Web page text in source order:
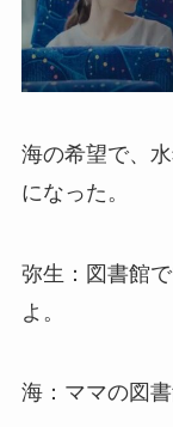
海の希望で、
になった。
弥生：図書館
よ。
海：ママの図書